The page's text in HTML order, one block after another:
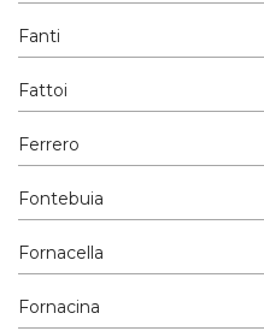
Fanti
Fattoi
Ferrero
Fontebuia
Fornacella
Fornacina